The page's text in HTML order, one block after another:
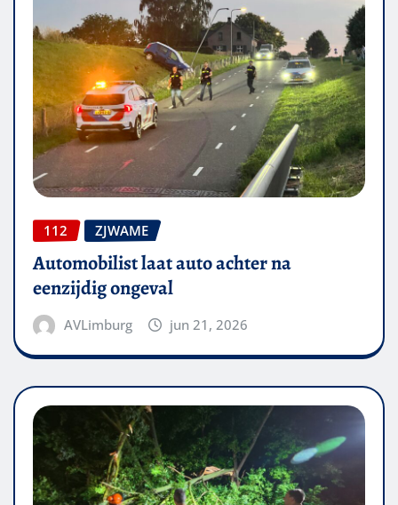
112 ZJWAME
Automobilist laat auto achter na
eenzijdig ongeval
AVLimburg jun 21, 2026